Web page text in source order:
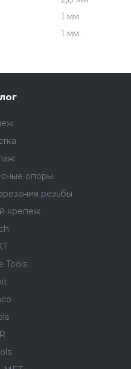
1 мм
1 мм
опоры
резьбы
крепеж
Tools